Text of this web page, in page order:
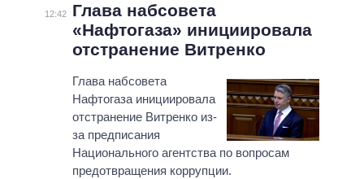
12:42
Глава набсовета
«Нафтогаза» инициировала
отстранение Витренко
Глава набсовета
Нафтогаза инициировала
отстранение Витренко из-
за предписания
Национального агентства по вопросам
предотвращения коррупции.